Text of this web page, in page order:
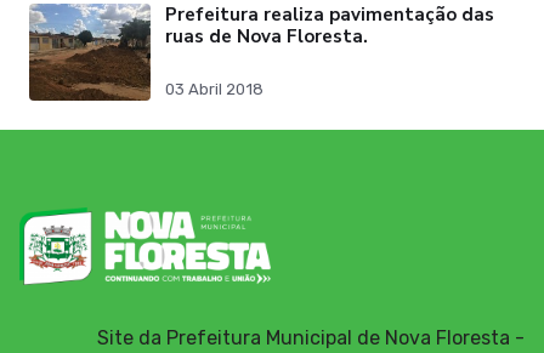
Prefeitura realiza pavimentação das
ruas de Nova Floresta.
03 Abril 2018
Site da Prefeitura Municipal de Nova Floresta -